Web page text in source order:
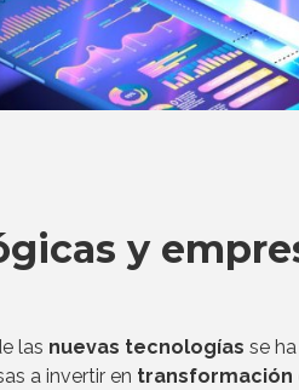
y
las nuevas tecnologías se
a invertir en transformación